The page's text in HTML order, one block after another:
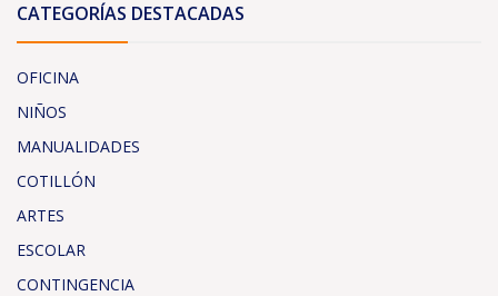
CATEGORÍAS DESTACADAS
OFICINA
NIÑOS
MANUALIDADES
COTILLÓN
ARTES
ESCOLAR
CONTINGENCIA